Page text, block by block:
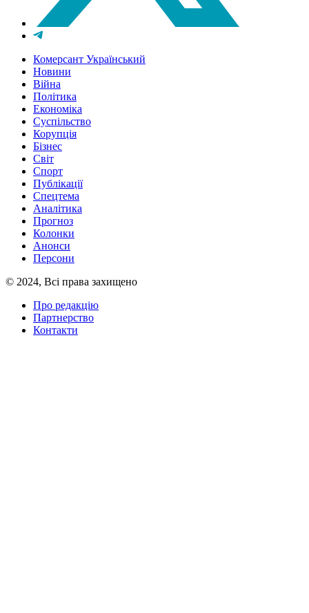
Комерсант Український
Новини
Війна
Політика
Економіка
Суспільство
Корупція
Бізнес
Світ
Спорт
Публікації
Спецтема
Аналітика
Прогноз
Колонки
Анонси
Персони
© 2024, Всі права захищено
Про редакцію
Партнерство
Контакти